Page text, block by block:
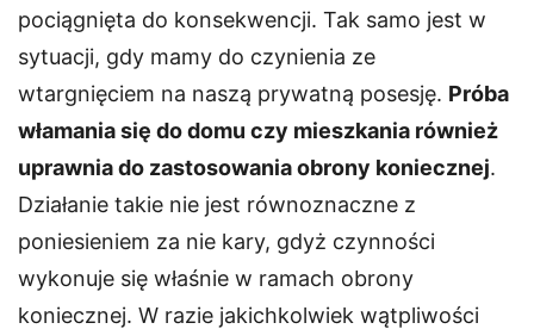
pociągnięta do konsekwencji. Tak samo jest w
sytuacji, gdy mamy do czynienia ze
wtargnięciem na naszą prywatną posesję. Próba
włamania się do domu czy mieszkania również
uprawnia do zastosowania obrony koniecznej.
Działanie takie nie jest równoznaczne z
poniesieniem za nie kary, gdyż czynności
wykonuje się właśnie w ramach obrony
koniecznej. W razie jakichkolwiek wątpliwości